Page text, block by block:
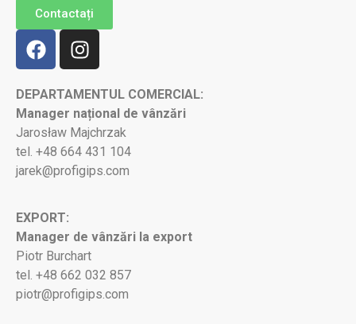
Contactați
DEPARTAMENTUL COMERCIAL:
Manager național de vânzări
Jarosław Majchrzak
tel. +48 664 431 104
jarek@profigips.com
EXPORT:
Manager de vânzări la export
Piotr Burchart
tel. +48 662 032 857
piotr@profigips.com